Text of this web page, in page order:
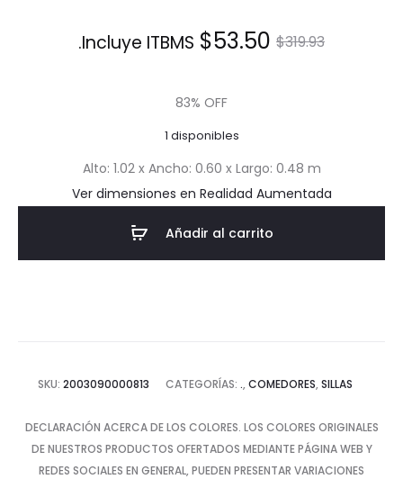
$319.93
El
original
era:
$319.93.
$53.50
El
actual
es:
$53.50.
Incluye ITBMS.
83% OFF
1 disponibles
Alto: 1.02 x Ancho: 0.60 x Largo: 0.48 m
Ver dimensiones en Realidad Aumentada
Añadir al carrito
SKU: 2003090000813 CATEGORÍAS: ., COMEDORES, SILLAS
DECLARACIÓN ACERCA DE LOS COLORES. LOS COLORES ORIGINALES
DE NUESTROS PRODUCTOS OFERTADOS MEDIANTE PÁGINA WEB Y
REDES SOCIALES EN GENERAL, PUEDEN PRESENTAR VARIACIONES